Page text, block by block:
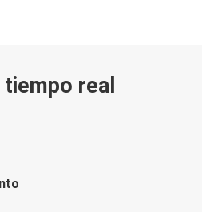
real